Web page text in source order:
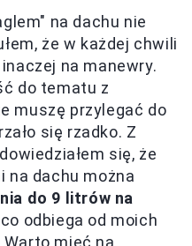
na dachu nie
że w każdej chwili
na manewry.
do tematu z
muszę przylegać do
się rzadko. Z
się, że
na dachu można
do 9 litrów na
odbiega od moich
mieć na